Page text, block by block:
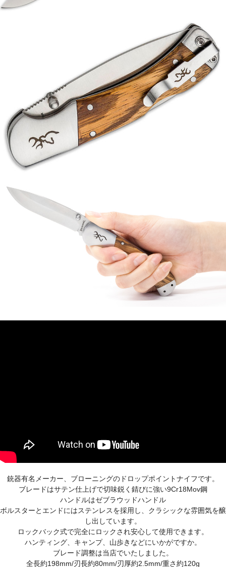
銃器有名メーカー、ブローニングのドロップポイントナイフです。
ブレードはサテン仕上げで切味鋭く錆びに強い9Cr18Mov鋼
ハンドルはゼブラウッドハンドル
ボルスターとエンドにはステンレスを採用し、クラシックな雰囲気を醸
し出しています。
ロックバック式で完全にロックされ安心して使用できます。
ハンティング、キャンプ、山歩きなどにいかがですか。
ブレード調整は当店でいたしました。
全長約198mm/刃長約80mm/刃厚約2.5mm/重さ約120g